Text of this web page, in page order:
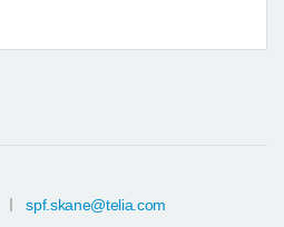
spf.skane@telia.com